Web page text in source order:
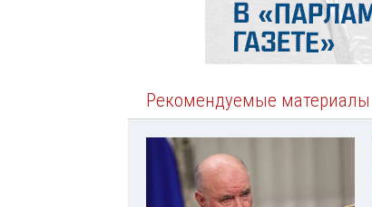
Рекомендуемые материалы